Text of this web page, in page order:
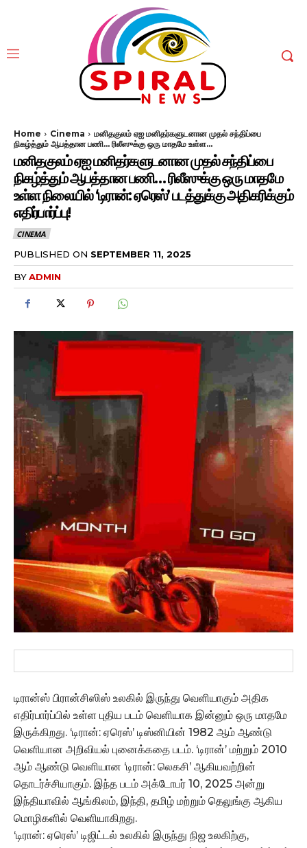
Home Cinema
மனிதகுலம் ஏஐ மனிதர்களுடனான முதல் சந்திப்பை
நிகழ்த்தும் ஆபத்தான பணி... ரிலீஸுக்கு ஒரு மாதமே உள்ள...
மனிதகுலம் ஏஐ மனிதர்களுடனான முதல் சந்திப்பை
நிகழ்த்தும் ஆபத்தான பணி… ரிலீஸுக்கு ஒரு மாதமே
உள்ள நிலையில் ‘டிரான்: ஏரெஸ்’ படத்துக்கு அதிகரிக்கும்
எதிர்பார்ப்பு!
CINEMA
PUBLISHED ON SEPTEMBER 11, 2025
BYADMIN
டிரான்ஸ் பிரான்சிஸிஸ் உலகில் இருந்து வெளியாகும் அதிக
எதிர்பார்ப்பில் உள்ள புதிய படம் வெளியாக இன்னும் ஒரு மாதமே
இருக்கிறது. ‘டிரான்: ஏரெஸ்’ டிஸ்னியின் 1982 ஆம் ஆண்டு
வெளியான அறிவியல் புனைக்கதை படம். ‘டிரான்’ மற்றும் 2010
ஆம் ஆண்டு வெளியான ‘டிரான்: லெகசி’ ஆகியவற்றின்
தொடர்ச்சியாகும். இந்த படம் அக்டோபர் 10, 2025 அன்று
இந்தியாவில் ஆங்கிலம், இந்தி, தமிழ் மற்றும் தெலுங்கு ஆகிய
மொழிகளில் வெளியாகிறது.
‘டிரான்: ஏரெஸ்’ டிஜிட்டல் உலகில் இருந்து நிஜ உலகிற்கு,